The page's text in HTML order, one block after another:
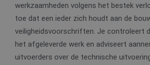
werkzaamheden volgens het bestek
toe dat een ieder zich houdt aan de
veiligheidsvoorschriften. Je controleert
het afgeleverde werk en adviseert
uitvoerders over de technische